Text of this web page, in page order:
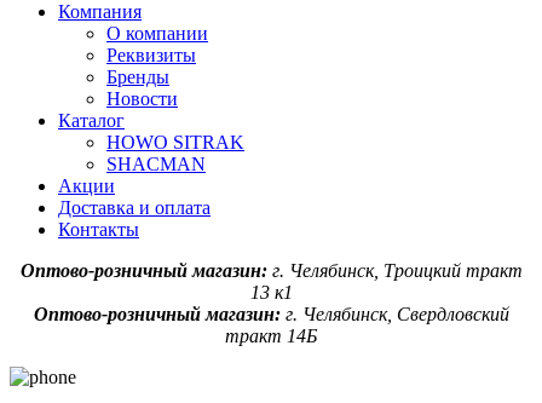
Компания
О компании
Реквизиты
Бренды
Новости
Каталог
HOWO SITRAK
SHACMAN
Акции
Доставка и оплата
Контакты
Оптово-розничный магазин: г. Челябинск, Троицкий тракт
13 к1
Оптово-розничный магазин:г. Челябинск, Свердловский
тракт 14Б